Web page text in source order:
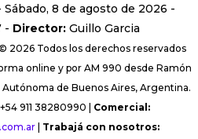
8 de agosto de 2026 -
- Director:Guillo Garcia
2026 Todos los derechos reservados
online y por AM 990 desde Ramón
Autónoma de Buenos Aires, Argentina.
+54 911 38280990 | Comercial:
| Trabajá con nosotros: